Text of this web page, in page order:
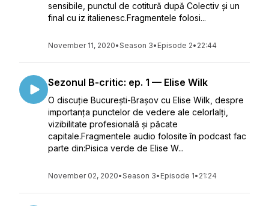
sensibile, punctul de cotitură după Colectiv și un
final cu iz italienesc.Fragmentele folosi...
November 11, 2020•Season 3• Episode 2• 22:44
Sezonul B-critic: ep. 1 — Elise Wilk
O discuție București-Brașov cu Elise Wilk, despre
importanța punctelor de vedere ale celorlalți,
vizibilitate profesională și păcate
capitale.Fragmentele audio folosite în podcast fac
parte din:Pisica verde de Elise W...
November 02, 2020•Season 3• Episode 1• 21:24